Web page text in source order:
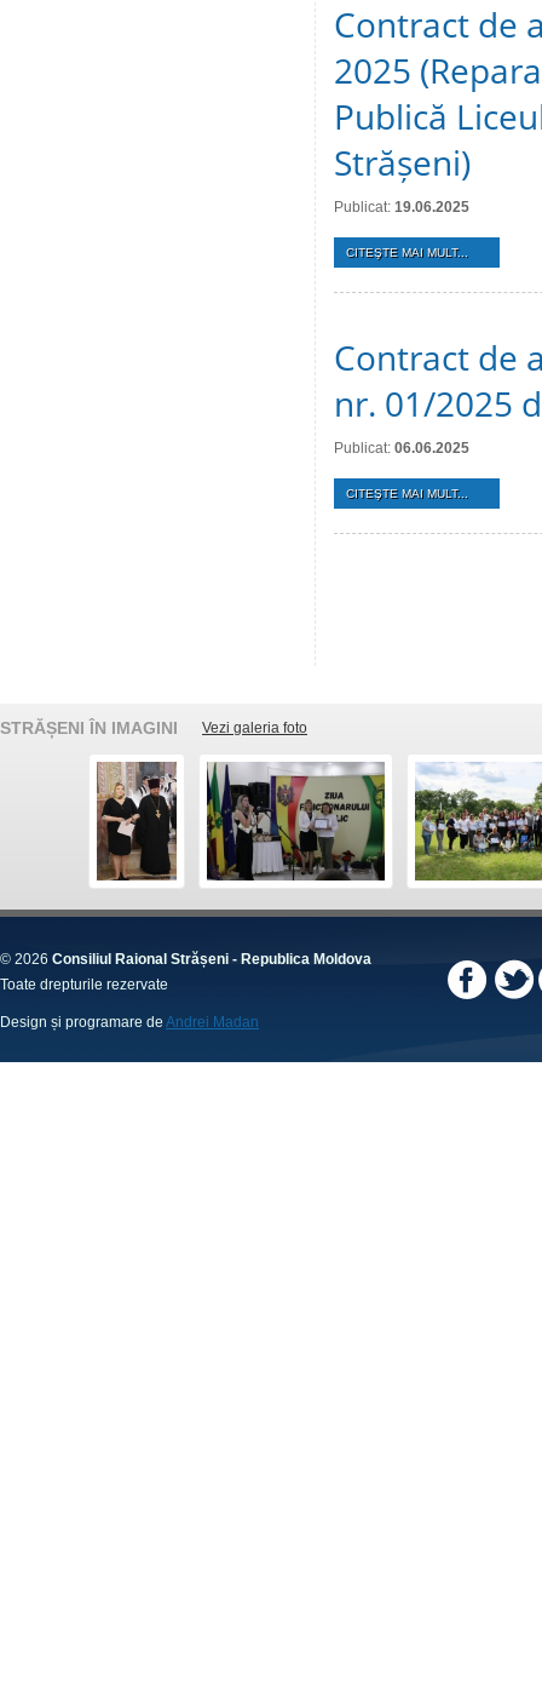
Contract de
2025
Publică
Strășeni)
Publicat: 19.06.2025
CITEŞTE MAI MULT...
Contract de
nr. 01/2025
Publicat: 06.06.2025
CITEŞTE MAI MULT...
STRĂȘENI ÎN IMAGINI Vezi galeria foto
© 2026 Consiliul Raional Strășeni - Republica Moldova
Toate drepturile rezervate
Design și programare de Andrei Madan